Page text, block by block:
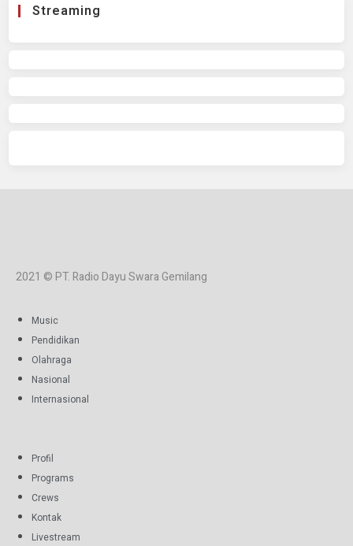
Streaming
2021 © PT. Radio Dayu Swara Gemilang
Music
Pendidikan
Olahraga
Nasional
Internasional
Profil
Programs
Crews
Kontak
Livestream